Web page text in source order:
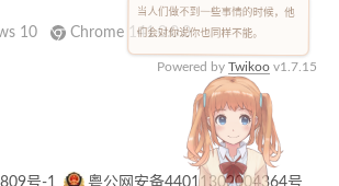
10 Chrome 141.0.0.0
Powered by Twikoo v1.7.15
号-1 粤公网安备44011302004364号
当人们做不到一些事情的时候，他
们会对你说你也同样不能。